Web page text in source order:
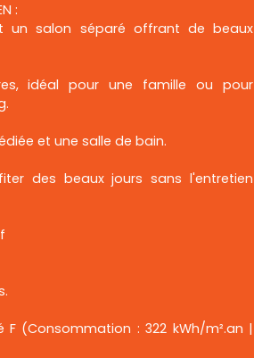
:
un salon séparé offrant de beaux
idéal pour une famille ou pour
et une salle de bain.
des beaux jours sans l'entretien
F (Consommation : 322 kWh/m².an |